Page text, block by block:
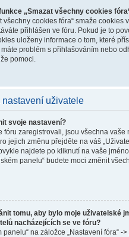
„Smazat všechny cookies
všechny cookies fóra“ smaže cookies
přihlášen ve fóru. Pokud je to
uloženy informace o tom, které
problém s přihlašováním nebo
pomoci.
nastavení uživatele
svoje nastavení?
fóru zaregistrovali, jsou všechna vaše
jejich změnu přejděte na váš
najdete po kliknutí na vaše
panelu“ budete moci změnit
tomu, aby bylo moje uživatelské
nacházejících se ve fóru?
panelu“ na záložce „Nastavení fóra“ -